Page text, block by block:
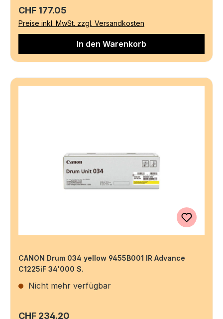
Regulärer Preis:
CHF 177.05
Preise inkl. MwSt. zzgl. Versandkosten
In den Warenkorb
CANON Drum 034 yellow 9455B001 IR Advance
C1225iF 34'000 S.
Nicht mehr verfügbar
Regulärer Preis:
CHF 234.20